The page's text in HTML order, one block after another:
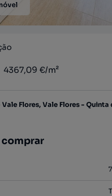
4367,09 €/m²
Vale Flores, Vale Flores -